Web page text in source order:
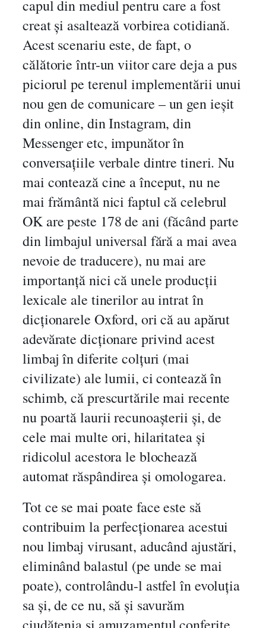
capul din mediul pentru care a fost
creat și asaltează vorbirea cotidiană.
Acest scenariu este, de fapt, o
călătorie într-un viitor care deja a pus
piciorul pe terenul implementării unui
nou gen de comunicare – un gen ieșit
din online, din Instagram, din
Messenger etc, impunător în
conversațiile verbale dintre tineri. Nu
mai contează cine a început, nu ne
mai frământă nici faptul că celebrul
OK are peste 178 de ani (făcând parte
din limbajul universal fără a mai avea
nevoie de traducere), nu mai are
importanță nici că unele producții
lexicale ale tinerilor au intrat în
dicționarele Oxford, ori că au apărut
adevărate dicționare privind acest
limbaj în diferite colțuri (mai
civilizate) ale lumii, ci contează în
schimb, că prescurtările mai recente
nu poartă laurii recunoașterii și, de
cele mai multe ori, hilaritatea și
ridicolul acestora le blochează
automat răspândirea și omologarea.
Tot ce se mai poate face este să
contribuim la perfecționarea acestui
nou limbaj virusant, aducând ajustări,
eliminând balastul (pe unde se mai
poate), controlându-l astfel în evoluția
sa și, de ce nu, să și savurăm